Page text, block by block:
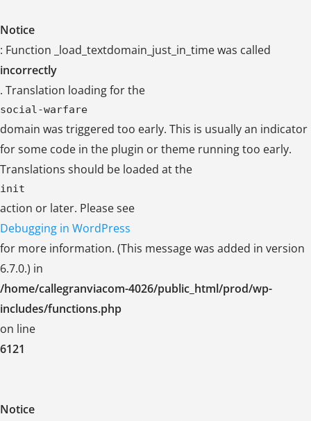
Notice
: Function _load_textdomain_just_in_time was called
incorrectly
. Translation loading for the
social-warfare
domain was triggered too early. This is usually an indicator
for some code in the plugin or theme running too early.
Translations should be loaded at the
init
action or later. Please see
Debugging in WordPress
for more information. (This message was added in version
6.7.0.) in
/home/callegranviacom-4026/public_html/prod/wp-
includes/functions.php
on line
6121
Notice